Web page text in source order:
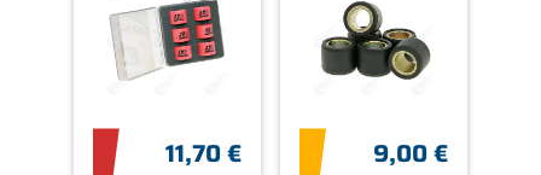
11,70 € 9,00 €